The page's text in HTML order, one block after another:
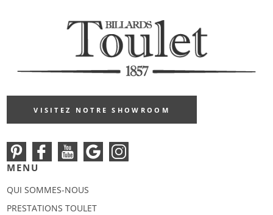
VISITEZ NOTRE SHOWROOM
MENU
QUI SOMMES-NOUS
PRESTATIONS TOULET